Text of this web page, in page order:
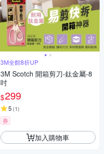
3M全館8折UP
3M Scotch 開箱剪刀-鈦金屬-8
吋
$299
5 (1)
券
加入購物車